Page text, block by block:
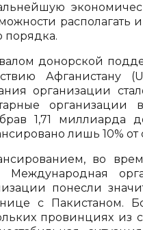
порядка.
донорской
Афганистану
организации
1,71 миллиарда
лишь 10% от
во
Международная
понесли
с Пакистаном.
провинциях из